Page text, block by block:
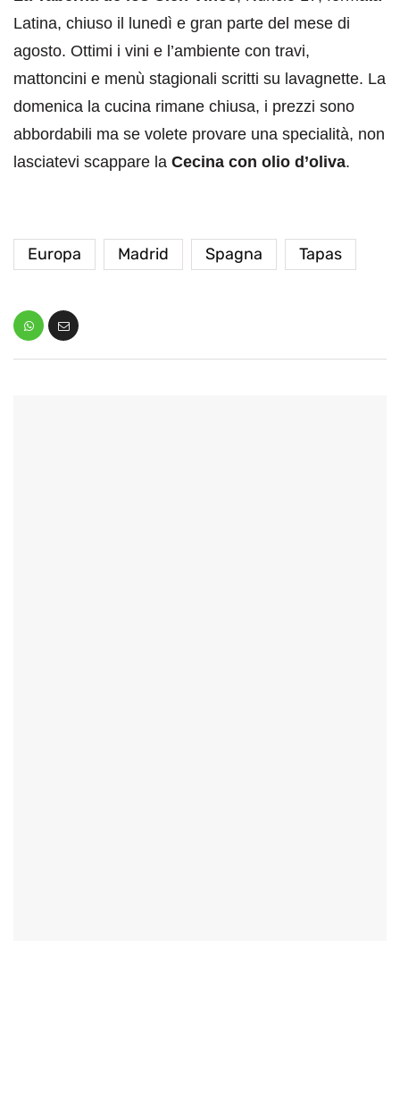
Latina, chiuso il lunedì e gran parte del mese di
agosto. Ottimi i vini e l’ambiente con travi,
mattoncini e menù stagionali scritti su lavagnette. La
domenica la cucina rimane chiusa, i prezzi sono
abbordabili ma se volete provare una specialità, non
lasciatevi scappare la Cecina con olio d’oliva.
Europa Madrid Spagna Tapas